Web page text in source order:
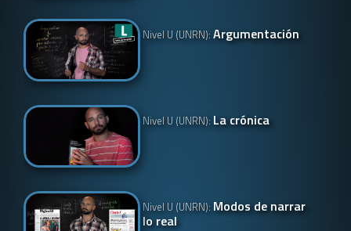
Nivel U (UNRN):Argumentación
Nivel U (UNRN): La crónica
Nivel U (UNRN): Modos de narrar
lo real